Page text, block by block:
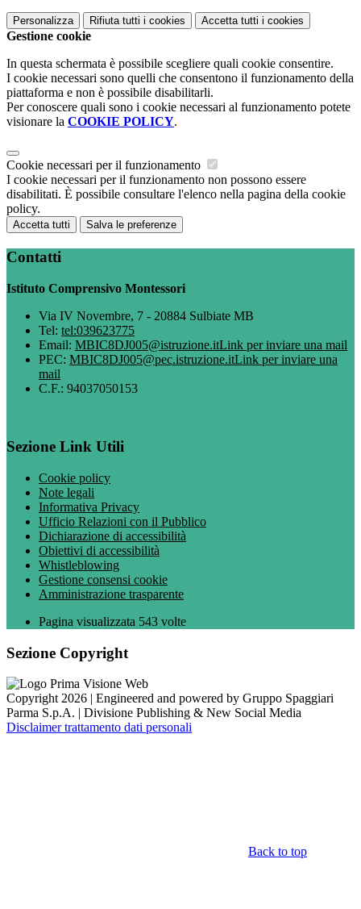
Personalizza Rifiuta tutti i cookies Accetta tutti i cookies
Gestione cookie
In questa schermata è possibile scegliere quali cookie consentire.
I cookie necessari sono quelli che consentono il funzionamento della
piattaforma e non è possibile disabilitarli.
Per conoscere quali sono i cookie necessari al funzionamento potete
visionare la COOKIE POLICY.
Cookie necessari per il funzionamento
I cookie necessari per il funzionamento non possono essere
disabilitati. È possibile consultare l'elenco nella pagina della cookie
policy.
Accetta tutti Salva le preferenze
Contatti
Istituto Comprensivo Montessori
Via IV Novembre, 7 - 20884 Sulbiate MB
Tel: tel:039623775
Email: MBIC8DJ005@istruzione.itLink per inviare una mail
PEC: MBIC8DJ005@pec.istruzione.itLink per inviare una
mail
C.F.: 94037050153
Sezione Link Utili
Cookie policy
Note legali
Informativa Privacy
Ufficio Relazioni con il Pubblico
Dichiarazione di accessibilità
Obiettivi di accessibilità
Whistleblowing
Gestione consensi cookie
Amministrazione trasparente
Pagina visualizzata 543 volte
Sezione Copyright
Copyright 2026 | Engineered and powered by Gruppo Spaggiari
Parma S.p.A. | Divisione Publishing & New Social Media
Disclaimer trattamento dati personali
Back to top